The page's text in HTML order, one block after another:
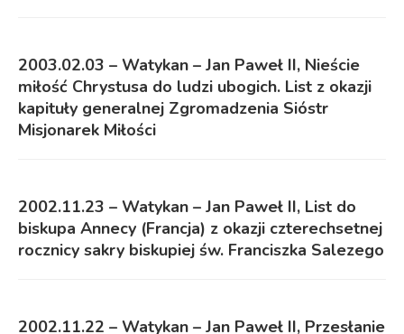
2003.02.03 – Watykan – Jan Paweł II, Nieście
miłość Chrystusa do ludzi ubogich. List z okazji
kapituły generalnej Zgromadzenia Sióstr
Misjonarek Miłości
2002.11.23 – Watykan – Jan Paweł II, List do
biskupa Annecy (Francja) z okazji czterechsetnej
rocznicy sakry biskupiej św. Franciszka Salezego
2002.11.22 – Watykan – Jan Paweł II, Przesłanie